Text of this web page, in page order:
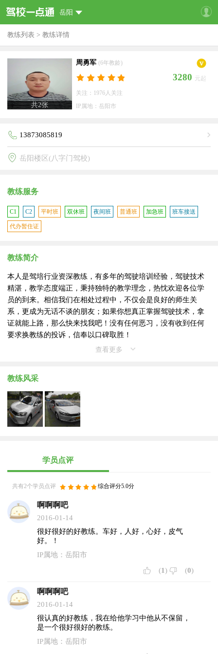
岳阳
教练列表 > 教练详情
共2张
周勇军 (6年教龄)
3280 元起
关注：1976人关注
IP属地：岳阳市
13873085819
岳阳楼区(八字门驾校)
教练服务
C1 C2 平时班 双休班 夜间班 普通班 加急班 班车接送
代办暂住证
教练简介
本人是驾培行业资深教练，有多年的驾驶培训经验，驾驶技术
精湛，教学态度端正，秉持独特的教学理念，热忱欢迎各位学
员的到来。相信我们在相处过程中，不仅会是良好的师生关
系，更成为无话不谈的朋友；如果你想真正掌握驾驶技术，拿
证就能上路，那么快来找我吧！没有任何恶习，没有收到任何
要求换教练的投诉，信奉以口碑取胜！
查看更多
教练风采
学员点评
共有2个学员点评 综合评分5.0分
啊啊啊吧
2016-01-14
很好很好的好教练。车好，人好，心好，皮气
好。！
IP属地：岳阳市
(1) (0)
啊啊啊吧
2016-01-14
很认真的好教练，我在给他学习中他从不保留，
是一个很好很好的教练。
IP属地：岳阳市